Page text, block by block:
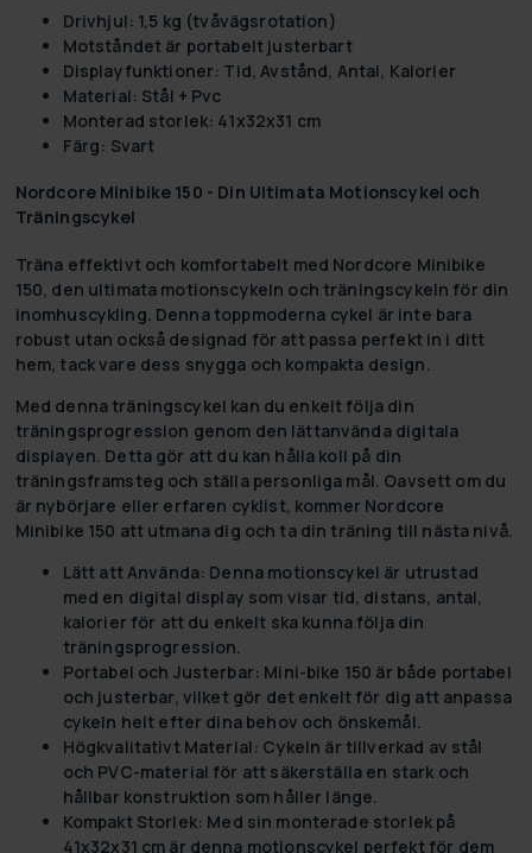
Drivhjul: 1,5 kg (tvåvägsrotation)
Motståndet är portabelt justerbart
Displayfunktioner: Tid, Avstånd, Antal, Kalorier
Material: Stål + Pvc
Monterad storlek: 41x32x31 cm
Färg: Svart
Nordcore Minibike 150 - Din Ultimata Motionscykel och
Träningscykel
Träna effektivt och komfortabelt med Nordcore Minibike
150, den ultimata motionscykeln och träningscykeln för din
inomhuscykling. Denna toppmoderna cykel är inte bara
robust utan också designad för att passa perfekt in i ditt
hem, tack vare dess snygga och kompakta design.
Med denna träningscykel kan du enkelt följa din
träningsprogression genom den lättanvända digitala
displayen. Detta gör att du kan hålla koll på din
träningsframsteg och ställa personliga mål. Oavsett om du
är nybörjare eller erfaren cyklist, kommer Nordcore
Minibike 150 att utmana dig och ta din träning till nästa nivå.
Lätt att Använda: Denna motionscykel är utrustad
med en digital display som visar tid, distans, antal,
kalorier för att du enkelt ska kunna följa din
träningsprogression.
Portabel och Justerbar: Mini-bike 150 är både portabel
och justerbar, vilket gör det enkelt för dig att anpassa
cykeln helt efter dina behov och önskemål.
Högkvalitativt Material: Cykeln är tillverkad av stål
och PVC-material för att säkerställa en stark och
hållbar konstruktion som håller länge.
Kompakt Storlek: Med sin monterade storlek på
41x32x31 cm är denna motionscykel perfekt för dem